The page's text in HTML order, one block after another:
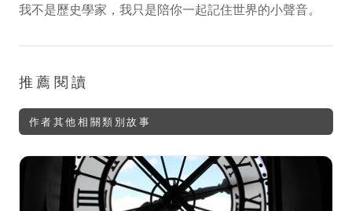
我不是歷史學家，我只是陪你一起記住世界的小聲音。
推薦閱讀
作者其他相關類別故事